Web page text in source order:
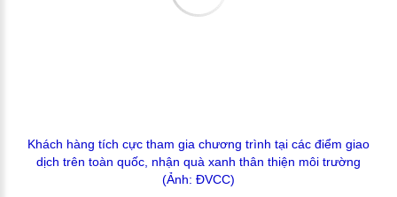
Khách hàng tích cực tham gia chương trình tại các điểm giao
dịch trên toàn quốc, nhận quà xanh thân thiện môi trường
(Ảnh: ĐVCC)